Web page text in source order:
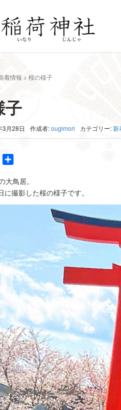
着情報 >桜の様子
子
3月28日 作成者:ougimori カテゴリー:新
Hatena
大鳥居。
撮影した桜の様子です。